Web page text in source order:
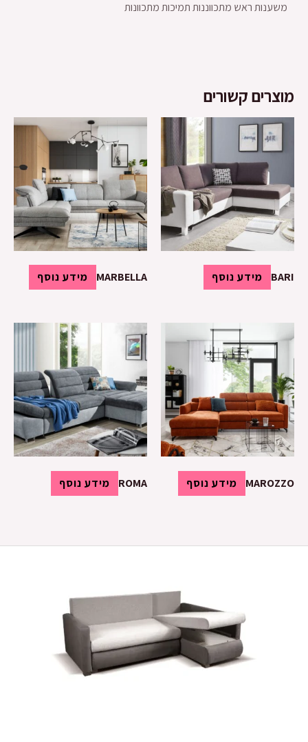
משענות ראש מתכווננות תמיכות מתכוונות
מוצרים קשורים
BARI מידע נוסף MARBELLA מידע נוסף
MAROZZO מידע נוסף ROMA מידע נוסף